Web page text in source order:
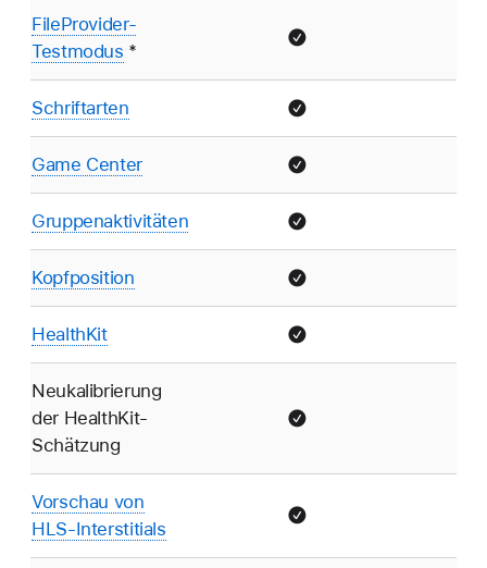
FileProvider-
Testmodus *
Schriftarten
Game Center
Gruppenaktivitäten
Kopfposition
HealthKit
Neukalibrierung
der HealthKit-
Schätzung
Vorschau von
HLS-Interstitials